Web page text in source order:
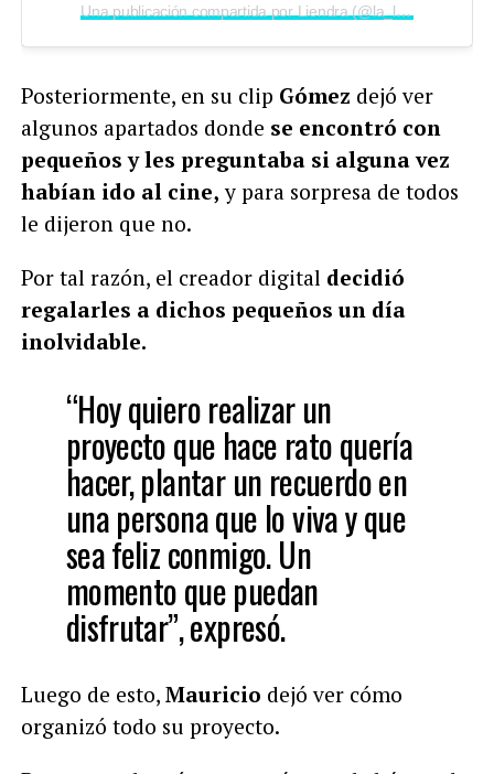
Una publicación compartida por Liendra (@la_liendraa)
Posteriormente, en su clip Gómez dejó ver
algunos apartados donde se encontró con
pequeños y les preguntaba si alguna vez
habían ido al cine, y para sorpresa de todos
le dijeron que no.
Por tal razón, el creador digital decidió
regalarles a dichos pequeños un día
inolvidable.
“Hoy quiero realizar un
proyecto que hace rato quería
hacer, plantar un recuerdo en
una persona que lo viva y que
sea feliz conmigo. Un
momento que puedan
disfrutar”, expresó.
Luego de esto, Mauricio dejó ver cómo
organizó todo su proyecto.